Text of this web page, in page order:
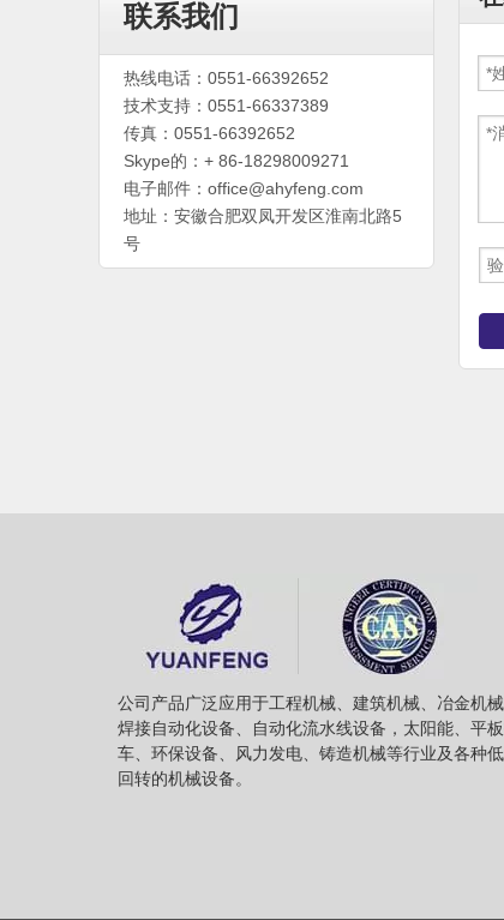
联系我们
热线电话：0551-66392652
技术支持：0551-66337389
传真：0551-66392652
Skype的：+ 86-18298009271
电子邮件： office@ahyfeng.com
地址：安徽合肥双凤开发区淮南北路5
号
公司产品广泛应用于工程机械、建筑机械、冶金机械
焊接自动化设备、自动化流水线设备，太阳能、平
车、环保设备、风力发电、铸造机械等行业及各种
回转的机械设备。